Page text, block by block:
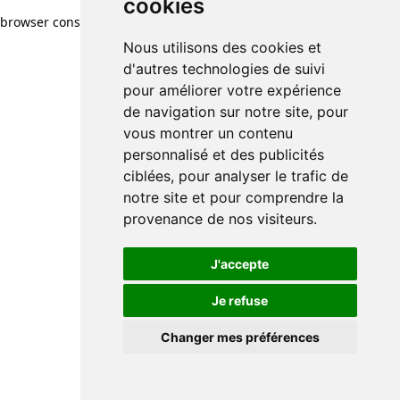
cookies
Nous utilisons des cookies et
d'autres technologies de suivi
pour améliorer votre expérience
de navigation sur notre site, pour
vous montrer un contenu
personnalisé et des publicités
ciblées, pour analyser le trafic de
notre site et pour comprendre la
provenance de nos visiteurs.
J'accepte
Je refuse
Changer mes préférences
browser console for more information)